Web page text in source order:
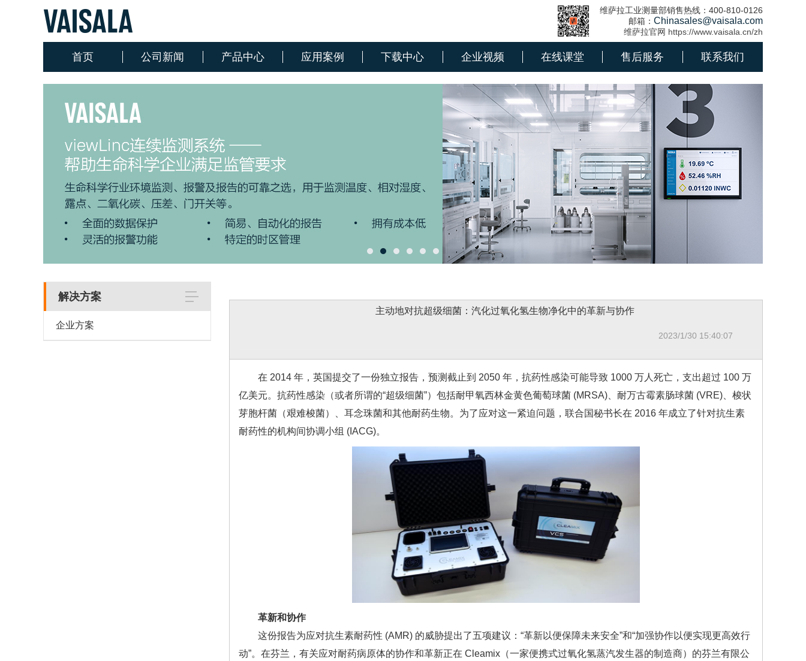
维萨拉工业测量部销售热线：400-810-0126
邮箱： Chinasales@vaisala.com
维萨拉官网 https://www.vaisala.cn/zh
首页 公司新闻 产品中心 应用案例 下载中心 企业视频 在线课堂 售后服务 联系我们
解决方案
企业方案
主动地对抗超级细菌：汽化过氧化氢生物净化中的革新与协作
2023/1/30 15:40:07
在 2014 年，英国提交了一份独立报告，预测截止到 2050 年，抗药性感染可能导致 1000 万人死亡，支出超过 100 万
亿美元。抗药性感染（或者所谓的“超级细菌”）包括耐甲氧西林金黄色葡萄球菌 (MRSA)、耐万古霉素肠球菌 (VRE)、梭状
芽胞杆菌（艰难梭菌）、耳念珠菌和其他耐药生物。为了应对这一紧迫问题，联合国秘书长在 2016 年成立了针对抗生素
耐药性的机构间协调小组 (IACG)。
革新和协作
这份报告为应对抗生素耐药性 (AMR) 的威胁提出了五项建议：“革新以便保障未来安全”和“加强协作以便实现更高效行
动”。在芬兰，有关应对耐药病原体的协作和革新正在 Cleamix（一家便携式过氧化氢蒸汽发生器的制造商）的芬兰有限公